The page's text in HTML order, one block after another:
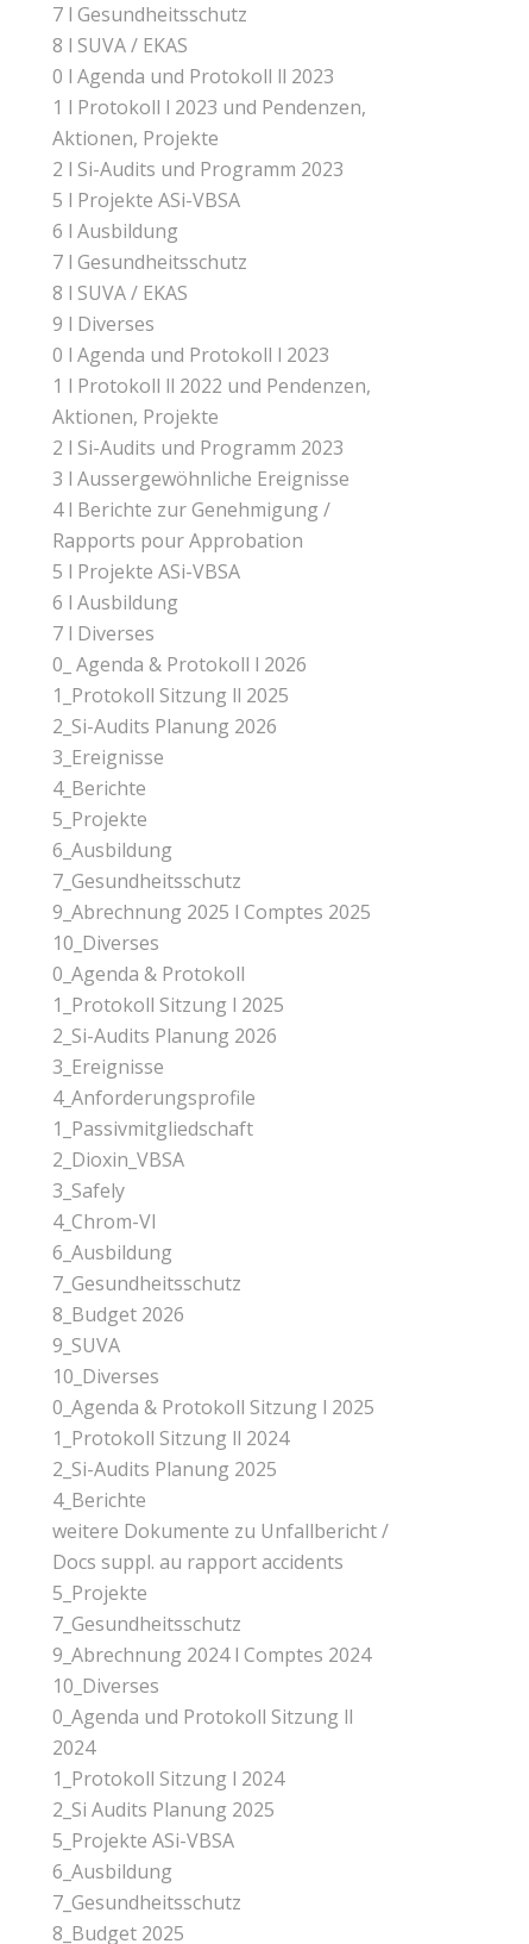
7 l Gesundheitsschutz
8 l SUVA / EKAS
0 l Agenda und Protokoll ll 2023
1 l Protokoll l 2023 und Pendenzen,
Aktionen, Projekte
2 l Si-Audits und Programm 2023
5 l Projekte ASi-VBSA
6 l Ausbildung
7 l Gesundheitsschutz
8 l SUVA / EKAS
9 l Diverses
0 l Agenda und Protokoll l 2023
1 l Protokoll ll 2022 und Pendenzen,
Aktionen, Projekte
2 l Si-Audits und Programm 2023
3 l Aussergewöhnliche Ereignisse
4 l Berichte zur Genehmigung /
Rapports pour Approbation
5 l Projekte ASi-VBSA
6 l Ausbildung
7 l Diverses
0_ Agenda & Protokoll l 2026
1_Protokoll Sitzung ll 2025
2_Si-Audits Planung 2026
3_Ereignisse
4_Berichte
5_Projekte
6_Ausbildung
7_Gesundheitsschutz
9_Abrechnung 2025 l Comptes 2025
10_Diverses
0_Agenda & Protokoll
1_Protokoll Sitzung l 2025
2_Si-Audits Planung 2026
3_Ereignisse
4_Anforderungsprofile
1_Passivmitgliedschaft
2_Dioxin_VBSA
3_Safely
4_Chrom-Vl
6_Ausbildung
7_Gesundheitsschutz
8_Budget 2026
9_SUVA
10_Diverses
0_Agenda & Protokoll Sitzung l 2025
1_Protokoll Sitzung ll 2024
2_Si-Audits Planung 2025
4_Berichte
weitere Dokumente zu Unfallbericht /
Docs suppl. au rapport accidents
5_Projekte
7_Gesundheitsschutz
9_Abrechnung 2024 l Comptes 2024
10_Diverses
0_Agenda und Protokoll Sitzung ll
2024
1_Protokoll Sitzung l 2024
2_Si Audits Planung 2025
5_Projekte ASi-VBSA
6_Ausbildung
7_Gesundheitsschutz
8_Budget 2025